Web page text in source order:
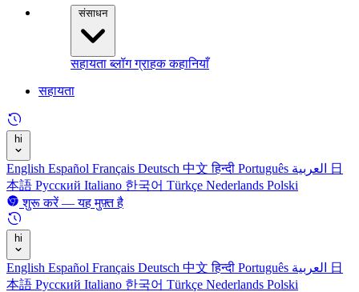
संसाधन
सहायताब्लॉगग्राहक कहानियाँ
सहायता
hi
English Español Français Deutsch 中文हिन्दी Português
日
本語 Русский Italiano 한국어 Türkçe Nederlands Polski
शुरू करें — यह मुफ़्त है
hi
English Español Français Deutsch 中文हिन्दी Português
日
本語 Русский Italiano 한국어 Türkçe Nederlands Polski